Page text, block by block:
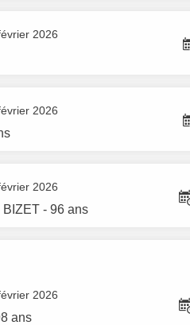
2026
2026
2026
BIZET - 96 ans
2026
ans